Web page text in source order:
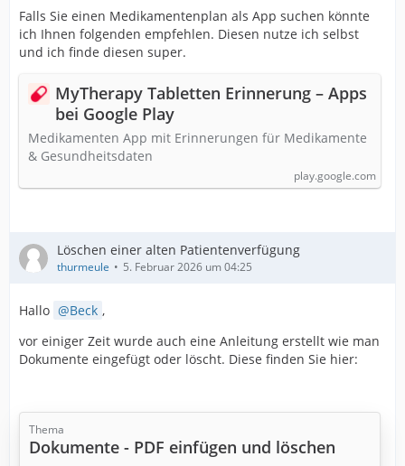
Falls Sie einen Medikamentenplan als App suchen könnte
ich Ihnen folgenden empfehlen. Diesen nutze ich selbst
und ich finde diesen super.
MyTherapy Tabletten Erinnerung – Apps
bei Google Play
Medikamenten App mit Erinnerungen für Medikamente
& Gesundheitsdaten
play.google.com
Löschen einer alten Patientenverfügung
thurmeule 5. Februar 2026 um 04:25
Hallo Beck ,
vor einiger Zeit wurde auch eine Anleitung erstellt wie man
Dokumente eingefügt oder löscht. Diese finden Sie hier:
Thema
Dokumente - PDF einfügen und löschen